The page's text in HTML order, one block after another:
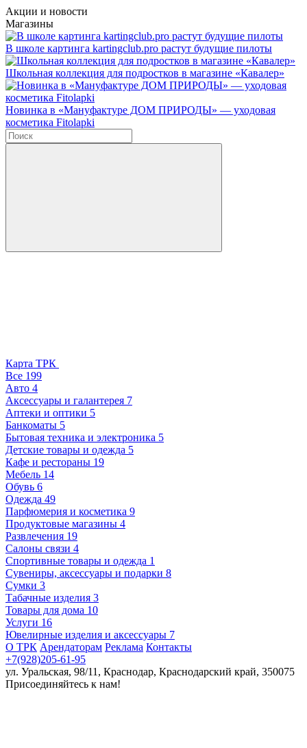
Акции и новости
Магазины
В школе картинга kartingclub.pro растут будущие пилоты
Школьная коллекция для подростков в магазине «Кавалер»
Новинка в «Мануфактуре ДОМ ПРИРОДЫ» — уходовая
косметика Fitolapki
Карта ТРК
Все 199
Авто 4
Аксессуары и галантерея 7
Аптеки и оптики 5
Банкоматы 5
Бытовая техника и электроника 5
Детские товары и одежда 5
Кафе и рестораны 19
Мебель 14
Обувь 6
Одежда 49
Парфюмерия и косметика 9
Продуктовые магазины 4
Развлечения 19
Салоны связи 4
Спортивные товары и одежда 1
Сувениры, аксессуары и подарки 8
Сумки 3
Табачные изделия 3
Товары для дома 10
Услуги 16
Ювелирные изделия и аксессуары 7
О ТРК Арендаторам Реклама Контакты
+7(928)205-61-95
ул. Уральская, 98/11, Краснодар, Краснодарский край, 350075
Присоединяйтесь к нам!